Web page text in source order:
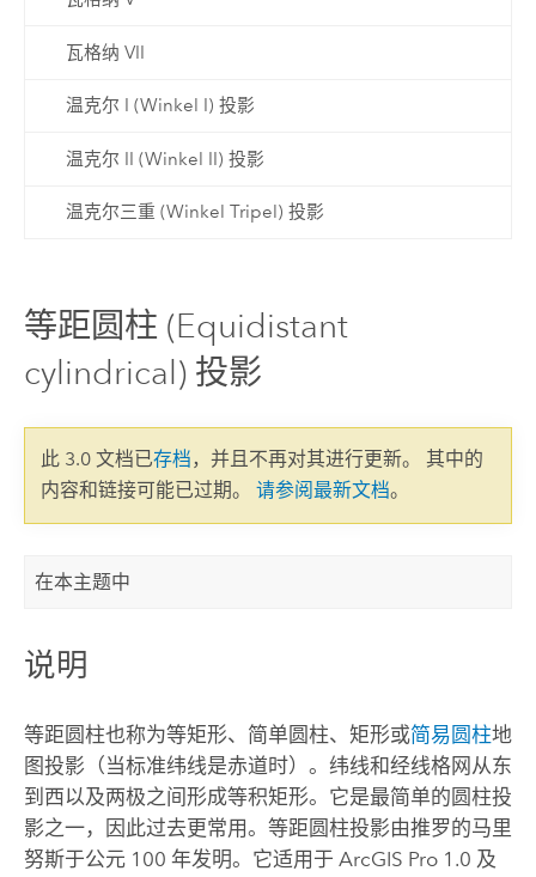
瓦格纳 VII
温克尔 I (Winkel I) 投影
温克尔 II (Winkel II) 投影
温克尔三重 (Winkel Tripel) 投影
等距圆柱 (Equidistant
cylindrical) 投影
此 3.0 文档已存档，并且不再对其进行更新。 其中的
内容和链接可能已过期。 请参阅最新文档。
在本主题中
说明
等距圆柱也称为等矩形、简单圆柱、矩形或简易圆柱地
图投影（当标准纬线是赤道时）。纬线和经线格网从东
到西以及两极之间形成等积矩形。它是最简单的圆柱投
影之一，因此过去更常用。等距圆柱投影由推罗的马里
努斯于公元 100 年发明。它适用于 ArcGIS Pro1.0 及